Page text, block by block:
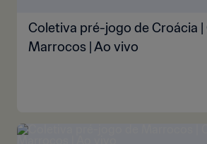
Coletiva pré-jogo de Croácia |
Marrocos | Ao vivo